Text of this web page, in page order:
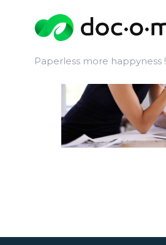
Paperless more happyness !